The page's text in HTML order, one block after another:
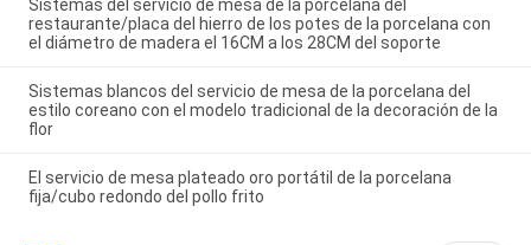
Sistemas del servicio de mesa de la porcelana del
restaurante/placa del hierro de los potes de la porcelana con
el diámetro de madera el 16CM a los 28CM del soporte
Sistemas blancos del servicio de mesa de la porcelana del
estilo coreano con el modelo tradicional de la decoración de la
flor
El servicio de mesa plateado oro portátil de la porcelana
fija/cubo redondo del pollo frito